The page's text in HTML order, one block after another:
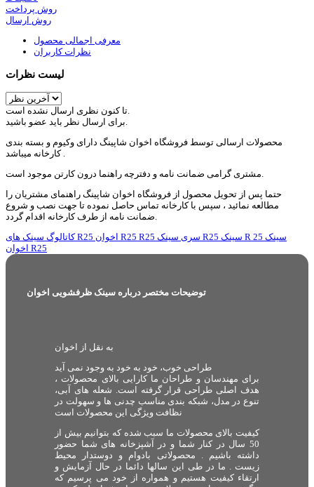
روش پرداخت
روش ارسال
معرفی اجمالی محصول
نظرات کاربران
لیست نظرات
محصولات ارسالی توسط فروشگاه اخوان شاپینگ دارای وکیوم و بسته بندی
کارخانه میباشد .
حتما پس از تحویل محصول از فروشگاه اخوان شاپینگ راهنمای مشتریان را
مطالعه نمائید ، سپس با کارخانه تماس حاصل نموده تا جهت نصب و شروع
R25 R25 سری سینک R25 سینک R 25 سینک
اخوان R25
توضیحات مختصر درباره سینک ظرفشویی اخوان
به نقل از اخوان
طراحی خوب، خود به خود به وجود نمی آید
برای مهندسان و طراحان ما کارایی بالای محصولات ،
هدف اصلی طراحی قرار گرفته است. شعله های آبی،
تنوع در مدل، شبکه بندی مناسب چدنی ها و سهولت در
نظافت ویژگی این محصولات است
کیفیت بالای محصولات ما سبب شده که بتوانیم بیش از
50 سال در کنار شما و در آشپزخانه های شما حضور
داشته باشیم . محصولاتی بادوام و دوستدار محیط
زیست . ما در طی این سالها دائما در حال آزمایش و
ارتقاء کیفیت هستیم و همواره از خود می پرسیم که